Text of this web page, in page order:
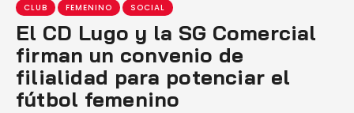
CLUB FEMENINO SOCIAL
El CD Lugo y la SG Comercial
firman un convenio de
filialidad para potenciar el
fútbol femenino